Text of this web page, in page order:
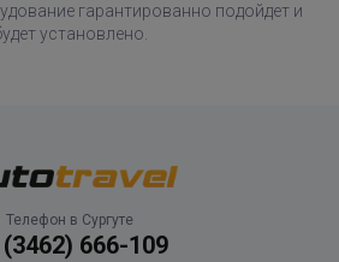
гарантированно подойдет и
установлено.
Телефон в Сургуте
666-109